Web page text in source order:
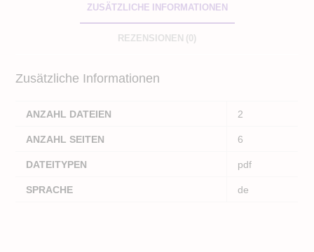
ZUSÄTZLICHE INFORMATIONEN
REZENSIONEN (0)
Zusätzliche Informationen
ANZAHL DATEIEN
2
ANZAHL SEITEN
6
DATEITYPEN
pdf
SPRACHE
de